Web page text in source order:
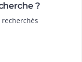
?